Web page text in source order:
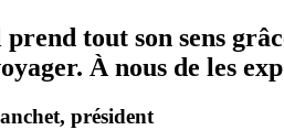
tout son sens
À nous de les
président